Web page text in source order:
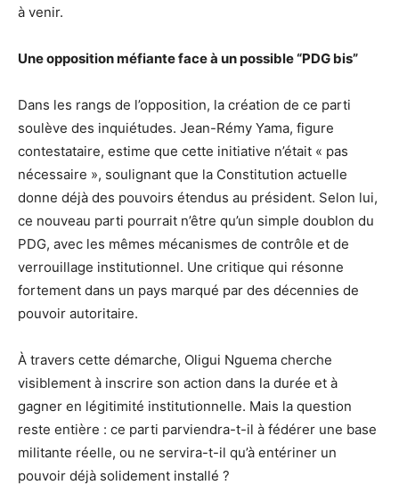
à venir.
Une opposition méfiante face à un possible “PDG bis”
Dans les rangs de l’opposition, la création de ce parti
soulève des inquiétudes. Jean-Rémy Yama, figure
contestataire, estime que cette initiative n’était « pas
nécessaire », soulignant que la Constitution actuelle
donne déjà des pouvoirs étendus au président. Selon lui,
ce nouveau parti pourrait n’être qu’un simple doublon du
PDG, avec les mêmes mécanismes de contrôle et de
verrouillage institutionnel. Une critique qui résonne
fortement dans un pays marqué par des décennies de
pouvoir autoritaire.
À travers cette démarche, Oligui Nguema cherche
visiblement à inscrire son action dans la durée et à
gagner en légitimité institutionnelle. Mais la question
reste entière : ce parti parviendra-t-il à fédérer une base
militante réelle, ou ne servira-t-il qu’à entériner un
pouvoir déjà solidement installé ?